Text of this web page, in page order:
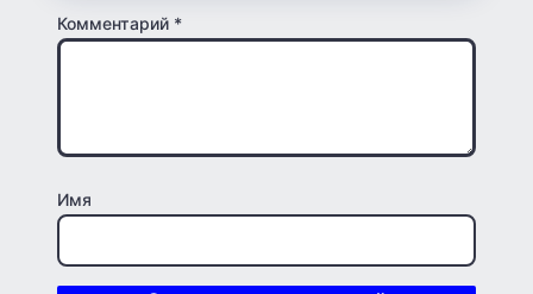
Комментарий *
Имя